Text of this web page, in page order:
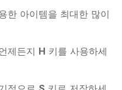
한 아이템을 최대한 많이
제든지 H 키를 사용하세